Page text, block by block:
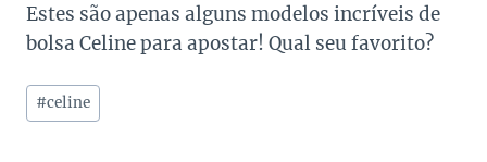
Estes são apenas alguns modelos incríveis de
bolsa Celine para apostar! Qual seu favorito?
Tags
do
#celine